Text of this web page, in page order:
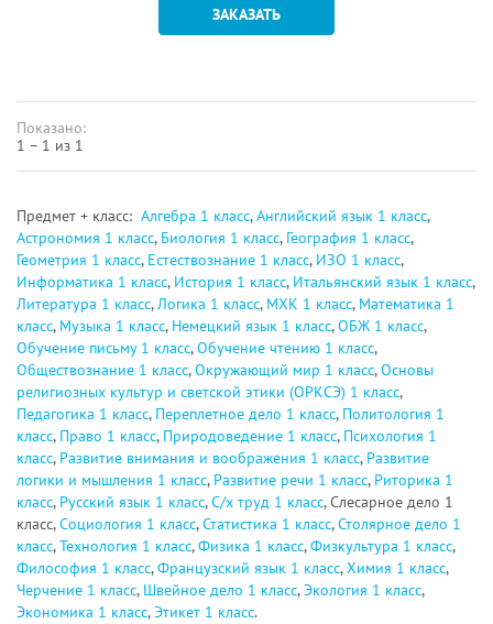
ЗАКАЗАТЬ
Показано:
1 – 1 из 1
Предмет + класс: Алгебра 1 класс,Английский язык 1 класс,
Астрономия 1 класс, Биология 1 класс, География 1 класс,
Геометрия 1 класс, Естествознание 1 класс, ИЗО 1 класс,
Информатика 1 класс, История 1 класс, Итальянский язык 1 класс,
Литература 1 класс,Логика 1 класс, МХК 1 класс, Математика 1
класс, Музыка 1 класс, Немецкий язык 1 класс,ОБЖ 1 класс,
Обучение письму 1 класс,Обучение чтению 1 класс,
Обществознание 1 класс,Окружающий мир 1 класс,Основы
религиозных культур и светской этики (ОРКСЭ) 1 класс,
Педагогика 1 класс, Переплетное дело 1 класс, Политология 1
класс, Право 1 класс, Природоведение 1 класс, Психология 1
класс, Развитие внимания и воображения 1 класс, Развитие
логики и мышления 1 класс, Развитие речи 1 класс, Риторика 1
класс, Русский язык 1 класс,С/х труд 1 класс, Слесарное дело 1
класс,Социология 1 класс,Статистика 1 класс,Столярное дело 1
класс,Технология 1 класс,Физика 1 класс,Физкультура 1 класс,
Философия 1 класс,Французский язык 1 класс,Химия 1 класс,
Черчение 1 класс, Швейное дело 1 класс,Экология 1 класс,
Экономика 1 класс,Этикет 1 класс.